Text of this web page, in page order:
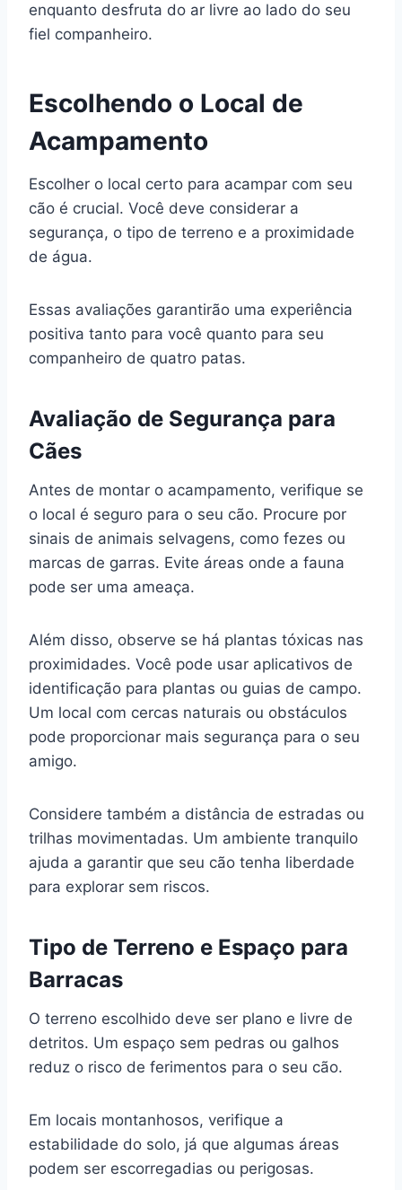
enquanto desfruta do ar livre ao lado do seu
fiel companheiro.
Escolhendo o Local de
Acampamento
Escolher o local certo para acampar com seu
cão é crucial. Você deve considerar a
segurança, o tipo de terreno e a proximidade
de água.
Essas avaliações garantirão uma experiência
positiva tanto para você quanto para seu
companheiro de quatro patas.
Avaliação de Segurança para
Cães
Antes de montar o acampamento, verifique se
o local é seguro para o seu cão. Procure por
sinais de animais selvagens, como fezes ou
marcas de garras. Evite áreas onde a fauna
pode ser uma ameaça.
Além disso, observe se há plantas tóxicas nas
proximidades. Você pode usar aplicativos de
identificação para plantas ou guias de campo.
Um local com cercas naturais ou obstáculos
pode proporcionar mais segurança para o seu
amigo.
Considere também a distância de estradas ou
trilhas movimentadas. Um ambiente tranquilo
ajuda a garantir que seu cão tenha liberdade
para explorar sem riscos.
Tipo de Terreno e Espaço para
Barracas
O terreno escolhido deve ser plano e livre de
detritos. Um espaço sem pedras ou galhos
reduz o risco de ferimentos para o seu cão.
Em locais montanhosos, verifique a
estabilidade do solo, já que algumas áreas
podem ser escorregadias ou perigosas.